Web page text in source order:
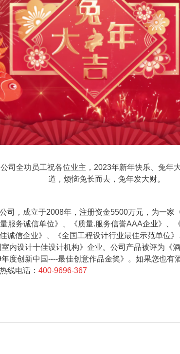
公司全功员工祝各位业主，2023年新年快乐、兔年
道，烦恼兔长而去，兔年发大财。
司，成立于2008年，注册资金5500万元，为一家
服务诚信单位》、《质量.服务信誉AAA企业》、
诚信企业》、《全国工程设计行业最佳示范单位
内设计十佳设计机构》企业。公司产品被评为《
度创新中国----最佳创意作品金奖》。如果您也有
线电话： 400-9696-367